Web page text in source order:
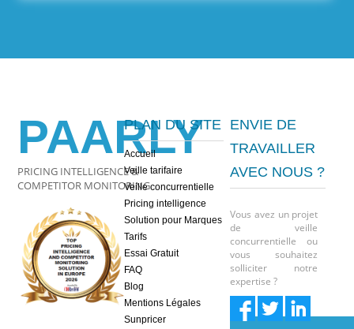
PAARLY
PRICING INTELLIGENCE &
COMPETITOR MONITORING
PLAN DU SITE
Accueil
Veille tarifaire
Veille concurrentielle
Pricing intelligence
Solution pour Marques
Tarifs
Essai Gratuit
FAQ
Blog
Mentions Légales
Sunpricer
ENVIE DE
TRAVAILLER
AVEC NOUS ?
Vous avez un projet
de veille
concurrentielle ou
vous souhaitez
solliciter notre
expertise ?